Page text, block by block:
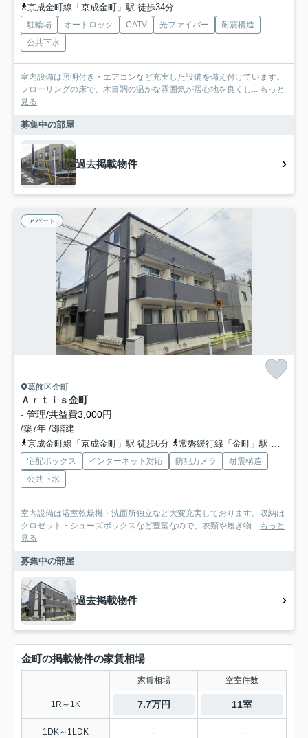
京成金町線「京成金町」駅 徒歩34分
駐輪場 オートロック CATV 光ファイバー
耐震構造
公共下水
室内設備は照明付き・エアコンなど充実した設備を備え付けています。
フローリングの床で、木目調の温かな雰囲気が居心地を良くし...
もっと
見る
募集中の部屋
過去掲載物件
アパート
葛飾区金町
Ａｒｔｉｓ金町
- 管理/共益費3,000円
/築7年 /3階建
京成金町線「京成金町」駅 徒歩6分
常磐緩行線「金町」駅 徒歩7分
宅配ボックス インターネット対応 防犯カメラ
耐震構造
公共下水
室内設備は浴室乾燥機・洗面所独立など大変充実しております。収納は
クロゼット・シューズボックスなど豊富なので、衣類や履き物...
もっと
見る
募集中の部屋
過去掲載物件
金町の掲載物件の家賃相場
家賃相場 空室件数
1R～1K 7.7万円 11室
1DK～1LDK - -